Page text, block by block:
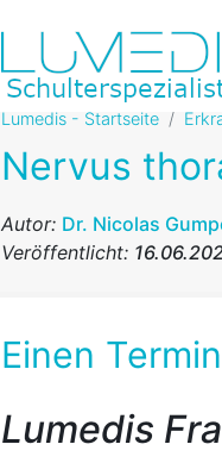
Lumedis - Startseite
Nervus
Autor: Dr. Nicolas
Veröffentlicht:
Einen
Lumedis